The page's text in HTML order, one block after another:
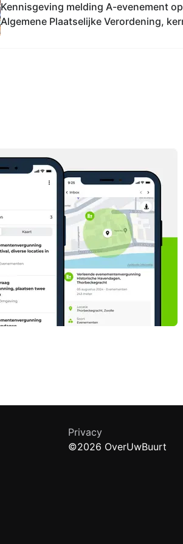
Kennisgeving melding A-evenement
Algemene Plaatselijke Verordening,
Privacy
©2026 OverUwBuurt